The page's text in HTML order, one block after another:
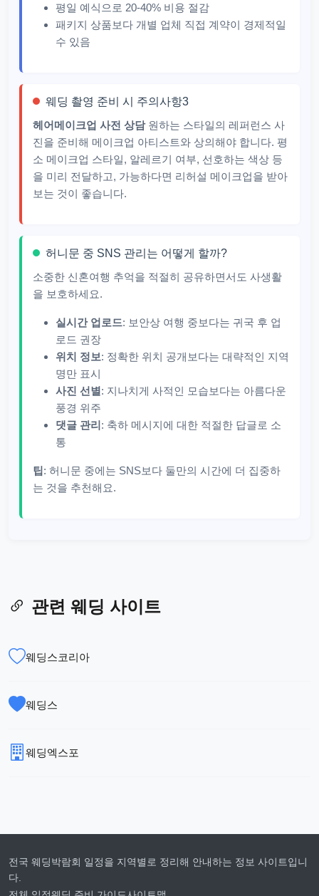
평일 예식으로 20-40% 비용 절감
패키지 상품보다 개별 업체 직접 계약이 경제적일
수 있음
웨딩 촬영 준비 시 주의사항3
헤어메이크업 사전 상담원하는 스타일의 레퍼런스 사
진을 준비해 메이크업 아티스트와 상의해야 합니다. 평
소 메이크업 스타일, 알레르기 여부, 선호하는 색상 등
을 미리 전달하고, 가능하다면 리허설 메이크업을 받아
보는 것이 좋습니다.
허니문 중 SNS 관리는 어떻게 할까?
소중한 신혼여행 추억을 적절히 공유하면서도 사생활
을 보호하세요.
실시간 업로드: 보안상 여행 중보다는 귀국 후 업
로드 권장
위치 정보: 정확한 위치 공개보다는 대략적인 지역
명만 표시
사진 선별 : 지나치게 사적인 모습보다는 아름다운
풍경 위주
댓글 관리: 축하 메시지에 대한 적절한 답글로 소
통
팁 : 허니문 중에는 SNS보다 둘만의 시간에 더 집중하
는 것을 추천해요.
관련 웨딩 사이트
웨딩스코리아
웨딩스
웨딩엑스포
전국 웨딩박람회 일정을 지역별로 정리해 안내하는 정보 사이트입니
다.